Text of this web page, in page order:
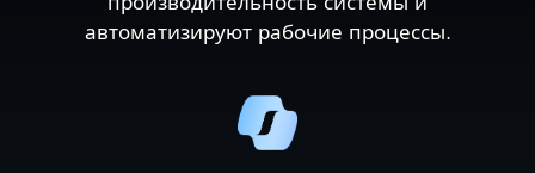
автоматизируют рабочие процессы.